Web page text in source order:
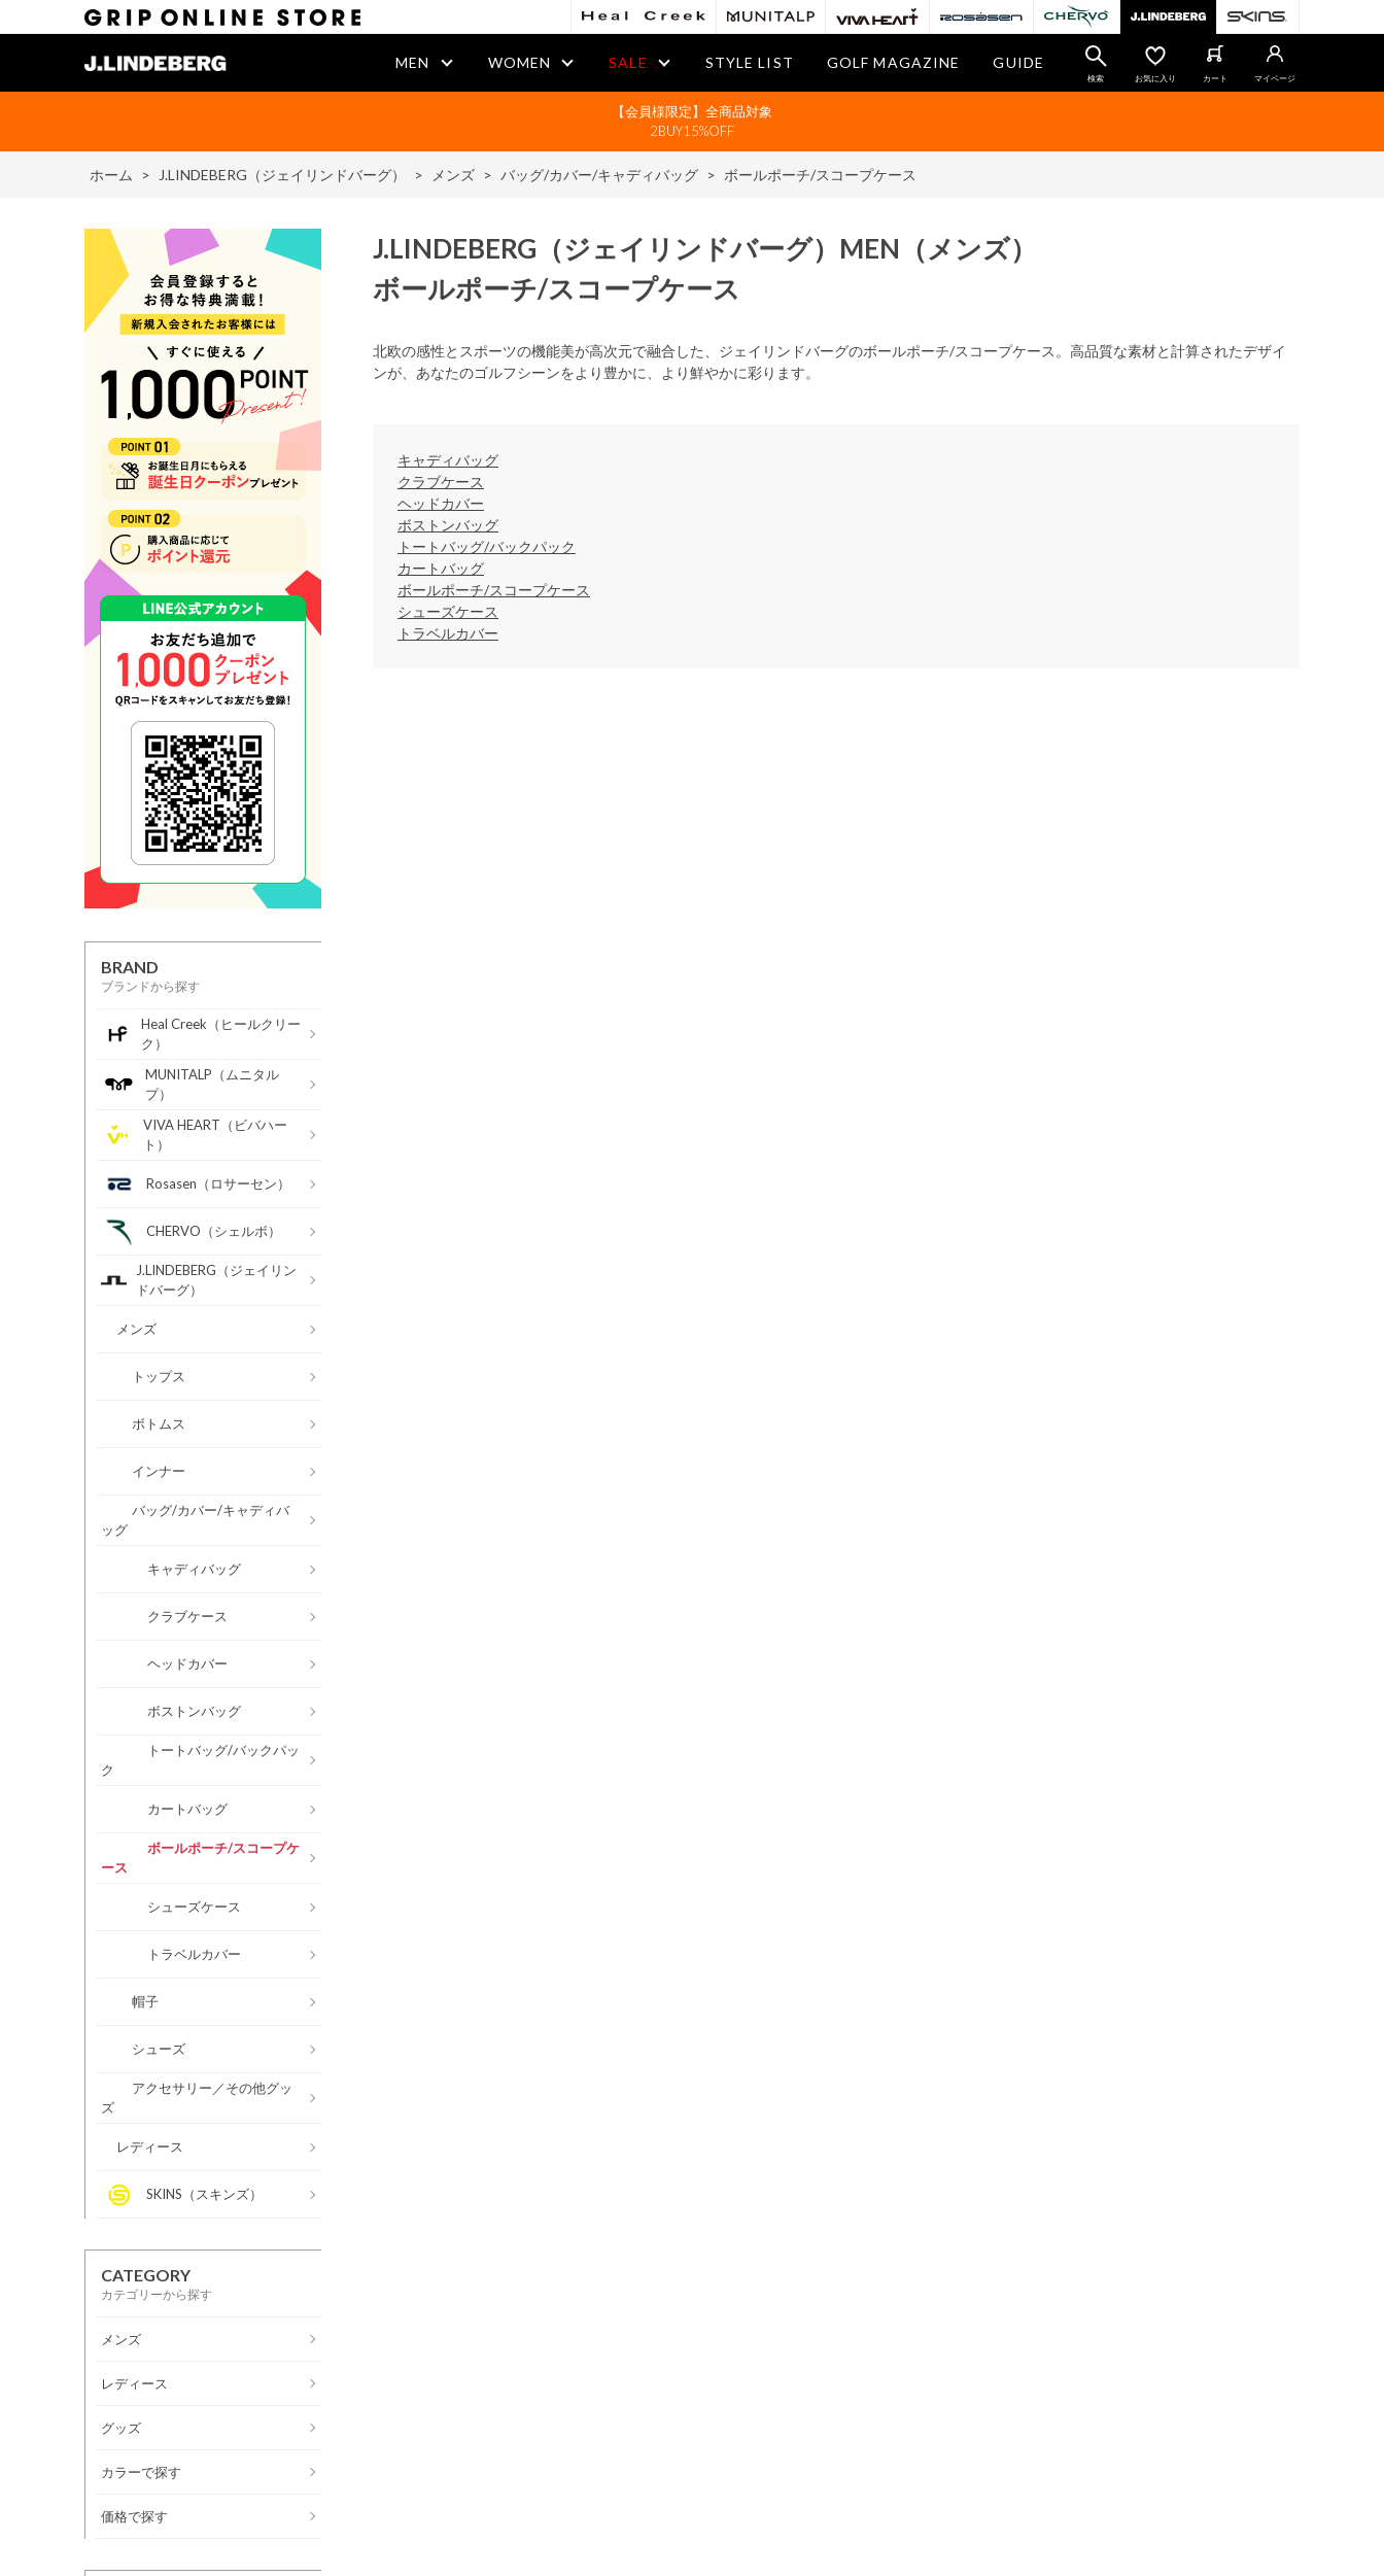
MEN WOMEN SALE STYLE LIST GOLF MAGAZINE GUIDE
検索 お気に入り カート マイページ
【会員様限定】全商品対象
2BUY15%OFF
ホーム > J.LINDEBERG（ジェイリンドバーグ） > メンズ > バッグ/カバー/キャディバッグ > ボールポーチ/スコープケース
BRAND
ブランドから探す
Heal Creek（ヒールクリー
ク）
MUNITALP（ムニタル
プ）
VIVA HEART（ビバハー
ト）
Rosasen（ロサーセン）
CHERVO（シェルボ）
J.LINDEBERG（ジェイリン
ドバーグ）
メンズ
トップス
ボトムス
インナー
バッグ/カバー/キャディバ
ッグ
キャディバッグ
クラブケース
ヘッドカバー
ボストンバッグ
トートバッグ/バックパッ
ク
カートバッグ
ボールポーチ/スコープケ
ース
シューズケース
トラベルカバー
帽子
シューズ
アクセサリー／その他グッ
ズ
レディース
SKINS（スキンズ）
CATEGORY
カテゴリーから探す
メンズ
レディース
グッズ
カラーで探す
価格で探す
ボールポーチ/スコープケース
J.LINDEBERG （ジェイリンドバーグ） MEN （メンズ）
北欧の感性とスポーツの機能美が高次元で融合した、ジェイリンドバーグのボールポーチ/スコープケース。高品質な素材と計算されたデザイ
ンが、あなたのゴルフシーンをより豊かに、より鮮やかに彩ります。
キャディバッグ
クラブケース
ヘッドカバー
ボストンバッグ
トートバッグ/バックパック
カートバッグ
ボールポーチ/スコープケース
シューズケース
トラベルカバー